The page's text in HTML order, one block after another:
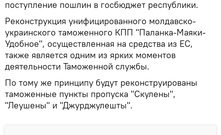
поступление пошлин в госбюджет республики.
Реконструкция унифицированного молдавско-
украинского таможенного КПП "Паланка-Маяки-
Удобное", осуществленная на средства из ЕС,
также является одним из ярких моментов
деятельности Таможенной службы.
По тому же принципу будут реконструированы
таможенные пункты пропуска "Скулены",
"Леушены" и "Джурджулешты".